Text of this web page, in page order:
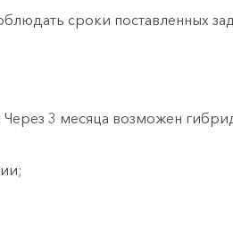
сроки поставленных
Через 3 месяца возможен